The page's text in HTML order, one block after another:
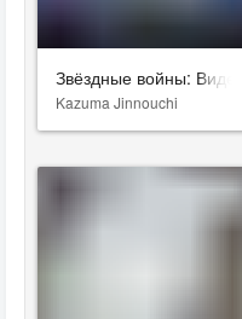
Звёздные войны:
Kazuma Jinnouchi